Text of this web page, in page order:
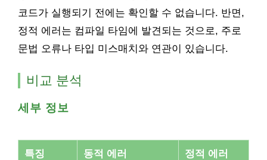
코드가 실행되기 전에는 확인할 수 없습니다. 반면,
정적 에러는 컴파일 타임에 발견되는 것으로, 주로
문법 오류나 타입 미스매치와 연관이 있습니다.
비교 분석
세부 정보
특징 동적 에러 정적 에러